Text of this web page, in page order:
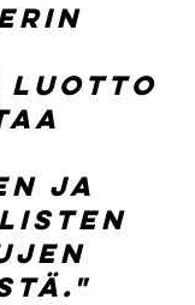
luotto
ja